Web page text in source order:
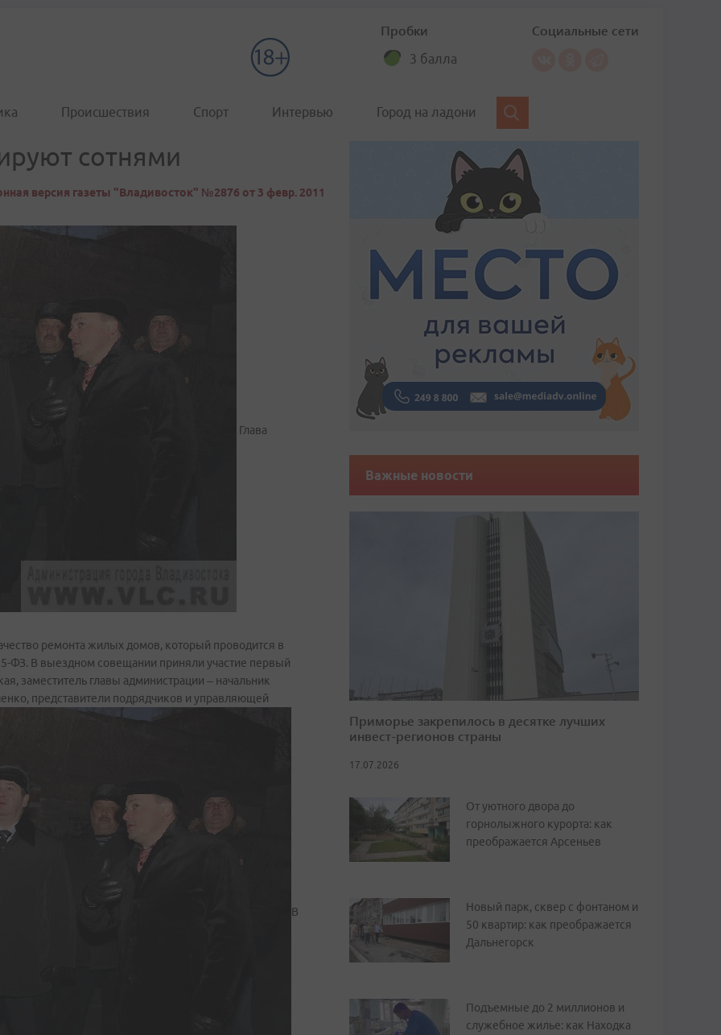
Пробки
3 балла
Социальные сети
Происшествия Спорт Интервью Город на ладони
сотнями
версия газеты "Владивосток" №2876 от 3 февр. 2011
Глава
ремонта жилых домов, который проводится в
ФЗ. В выездном совещании приняли участие первый
заместитель главы администрации – начальник
представители подрядчиков и управляющей
В
Важные новости
Приморье закрепилось в десятке лучших
инвест-регионов страны
17.07.2026
От уютного двора до
горнолыжного курорта: как
преображается Арсеньев
Новый парк, сквер с фонтаном и
50 квартир: как преображается
Дальнегорск
Подъемные до 2 миллионов и
служебное жилье: как Находка